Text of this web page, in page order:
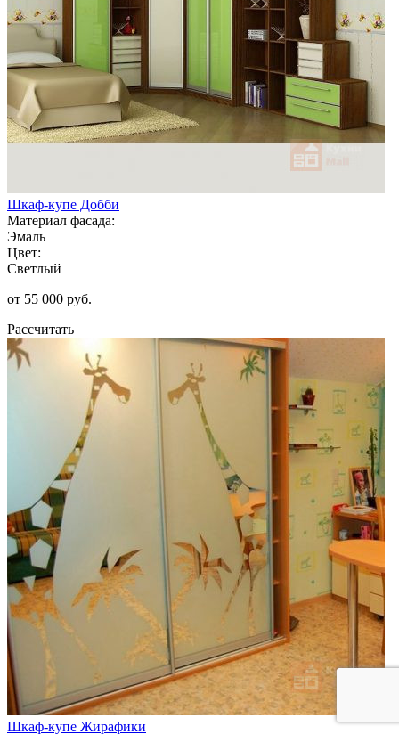
Шкаф-купе Добби
Материал фасада:
Эмаль
Цвет:
Светлый
от 55 000 руб.
Рассчитать
Шкаф-купе Жирафики